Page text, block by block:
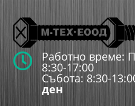
 Работно време:
8:30-17:00
Събота: 8:30-
ден